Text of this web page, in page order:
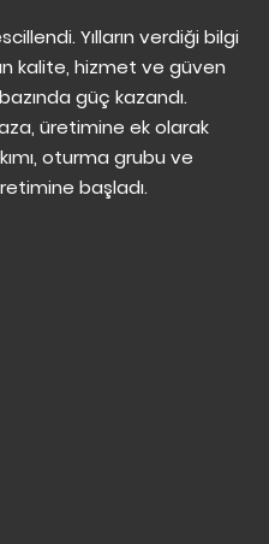
Yılların verdiği bilgi
kalite, hizmet ve güven
güç kazandı.
üretimine ek olarak
oturma grubu ve
başladı.